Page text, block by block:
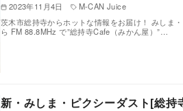
2023年11月4日
M-CAN Juice
茨木市総持寺からホットな情報をお届け！ みしま
ら FM 88.8MHz で”総持寺Cafe（みかん屋）”…
新・みしま・ピクシーダスト[総持